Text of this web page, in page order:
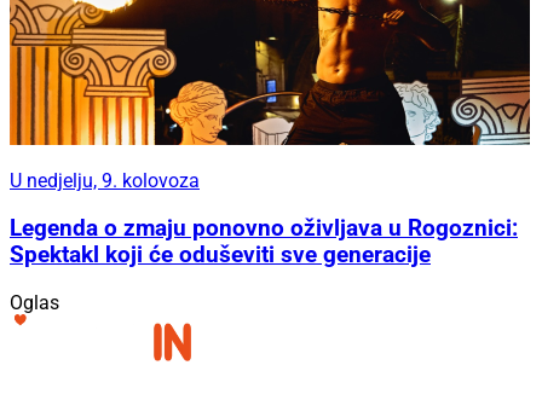
U nedjelju, 9. kolovoza
Legenda o zmaju ponovno oživljava u Rogoznici:
Spektakl koji će oduševiti sve generacije
Oglas